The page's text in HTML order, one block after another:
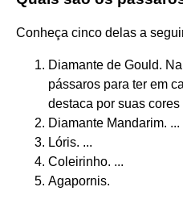
Conheça cinco delas a
Diamante de Gould.
pássaros para ter em
destaca por suas
Diamante Mandarim. ...
Lóris. ...
Coleirinho. ...
Agapornis.